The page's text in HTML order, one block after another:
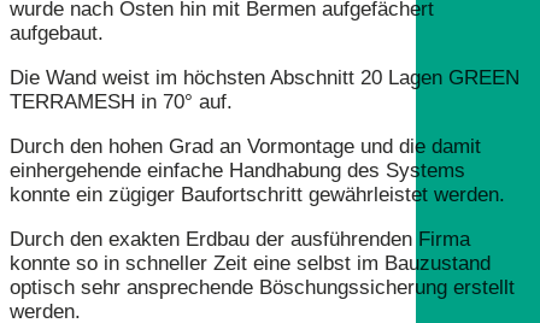
wurde nach Osten hin mit Bermen aufgefächert
aufgebaut.
Die Wand weist im höchsten Abschnitt 20 Lagen GREEN
TERRAMESH in 70° auf.
Durch den hohen Grad an Vormontage und die damit
einhergehende einfache Handhabung des Systems
konnte ein zügiger Baufortschritt gewährleistet werden.
Durch den exakten Erdbau der ausführenden Firma
konnte so in schneller Zeit eine selbst im Bauzustand
optisch sehr ansprechende Böschungssicherung erstellt
werden.